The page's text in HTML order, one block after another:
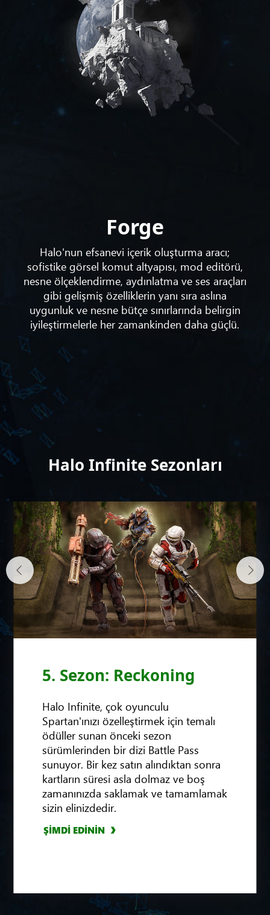
Forge
Halo'nun efsanevi içerik oluşturma aracı;
sofistike görsel komut altyapısı, mod editörü,
nesne ölçeklendirme, aydınlatma ve ses araçları
gibi gelişmiş özelliklerin yanı sıra aslına
uygunluk ve nesne bütçe sınırlarında belirgin
iyileştirmelerle her zamankinden daha güçlü.
Halo Infinite Sezonları
5. Sezon: Reckoning
Halo Infinite, çok oyunculu
Spartan'ınızı özelleştirmek için temalı
ödüller sunan önceki sezon
sürümlerinden bir dizi Battle Pass
sunuyor. Bir kez satın alındıktan sonra
kartların süresi asla dolmaz ve boş
zamanınızda saklamak ve tamamlamak
sizin elinizdedir.
ŞİMDİ EDİNİN
ŞİMDİ EDİNİN
ŞİMDİ EDİNİN
ŞİMDİ EDİNİN